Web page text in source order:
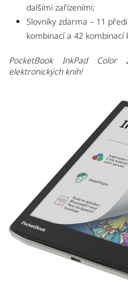
dalšími zařízeními;
Slovníky zdarma – 11
kombinací a 42 kombinací
PocketBook InkPad
elektronických knih!